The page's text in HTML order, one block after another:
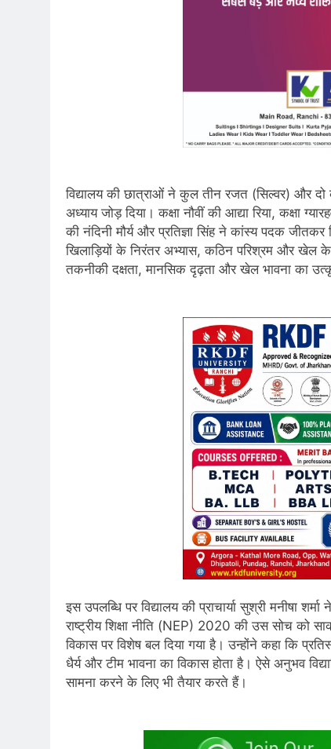
विद्यालय की छात्राओं ने कुल तीन रजत (सिल्वर) और
अध्याय जोड़ दिया। कक्षा नौवीं की आद्या रिया, कक्षा
की नंदिनी मौर्य और प्रतिज्ञा सिंह ने कांस्य पदक
खिलाड़ियों के निरंतर अभ्यास, कठिन परिश्रम और खेल के
तकनीकी दक्षता, मानसिक दृढ़ता और खेल भावना का
इस उपलब्धि पर विद्यालय की प्राचार्या सुश्री मनीषा
राष्ट्रीय शिक्षा नीति (NEP) 2020 की उस सोच
विकास पर विशेष बल दिया गया है। उन्होंने कहा कि
धैर्य और टीम भावना का विकास होता है। ऐसे अनुभव
सामना करने के लिए भी तैयार करते हैं।